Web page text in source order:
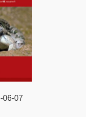
06-07